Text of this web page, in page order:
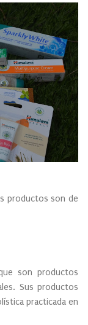
productos son de
son productos
Sus productos
practicada en